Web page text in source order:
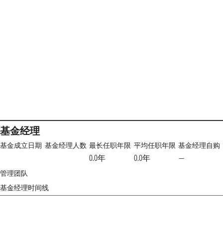
基金经理
基金成立日期 基金经理人数 最长任职年限
0.0年
平均任职年限
0.0年
基金经理自购
—
管理团队
基金经理时间线